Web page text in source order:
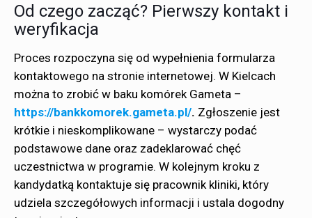
Od czego zacząć? Pierwszy kontakt i
weryfikacja
Proces rozpoczyna się od wypełnienia formularza
kontaktowego na stronie internetowej. W Kielcach
można to zrobić w baku komórek Gameta –
https://bankkomorek.gameta.pl/. Zgłoszenie jest
krótkie i nieskomplikowane – wystarczy podać
podstawowe dane oraz zadeklarować chęć
uczestnictwa w programie. W kolejnym kroku z
kandydatką kontaktuje się pracownik kliniki, który
udziela szczegółowych informacji i ustala dogodny